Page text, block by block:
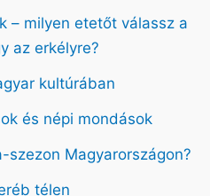
– milyen etetőt válassz a
az erkélyre?
kultúrában
és népi mondások
szezon Magyarországon?
télen